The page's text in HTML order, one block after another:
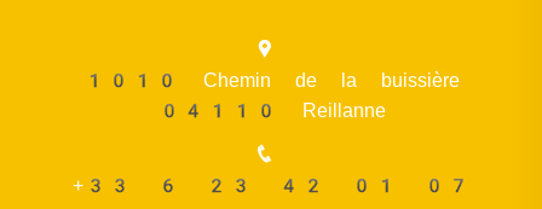
1010 Chemin de la buissière
04110 Reillanne
+33 6 23 42 01 07